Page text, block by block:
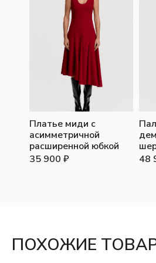
Платье миди с
асимметричной
расширенной юбкой
35 900 ₽
48
ПОХОЖИЕ